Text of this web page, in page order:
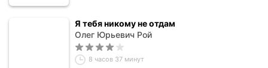
Я тебя никому не отдам
Олег Юрьевич Рой
8 часов 37 минут